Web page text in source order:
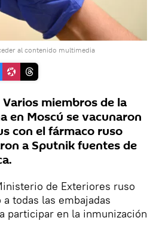
al contenido multimedia
miembros de la
en Moscú se vacunaron
con el fármaco ruso
a Sputnik fuentes de
de Exteriores ruso
todas las embajadas
participar en la inmunización